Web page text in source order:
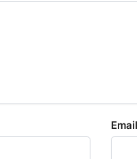
Email